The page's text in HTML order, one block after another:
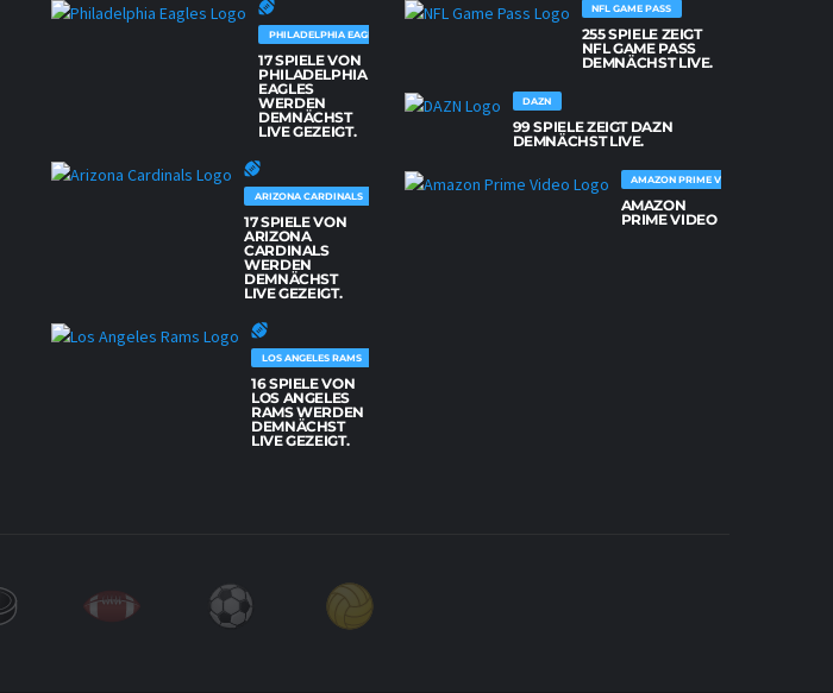
PHILADELPHIA EAGLES
17 SPIELE VON
PHILADELPHIA
EAGLES
WERDEN
DEMNÄCHST
LIVE GEZEIGT.
ARIZONA CARDINALS
17 SPIELE VON
ARIZONA
CARDINALS
WERDEN
DEMNÄCHST
LIVE GEZEIGT.
LOS ANGELES RAMS
16 SPIELE VON
LOS ANGELES
RAMS WERDEN
DEMNÄCHST
LIVE GEZEIGT.
NFL GAME PASS
255 SPIELE ZEIGT
NFL GAME PASS
DEMNÄCHST LIVE.
DAZN
99 SPIELE ZEIGT DAZN
DEMNÄCHST LIVE.
AMAZON PRIME VIDEO
AMAZON
PRIME VIDEO